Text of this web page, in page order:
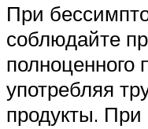
При
соблюдайте
полноценного
употребляя
продукты.